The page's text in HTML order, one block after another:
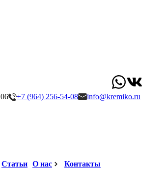
+7 (964) 256-54-08
info@kremiko.ru
Статьи О нас Контакты